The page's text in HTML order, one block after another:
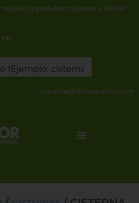
republica pedidos mayores a $6000
rotoplas@distsuperior.com